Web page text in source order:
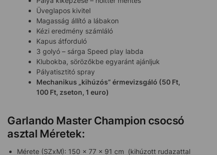
Üveglapos kivitel
Magasság állító a lábakon
Kézi eredmény számláló
Kapus átforduló
3 golyó – sárga Speed play labda
Klubokba, sörözőkbe egyaránt ajánljuk
Pályatisztitó spray
Mechanikus „kihúzós” érmevizsgáló (50 Ft,
100 Ft, zseton, 1 euro)
Garlando Master Champion csocsó
asztal Méretek:
Mérete (SZxM): 150 x 77 x 91 cm (kihúzott rudazattal